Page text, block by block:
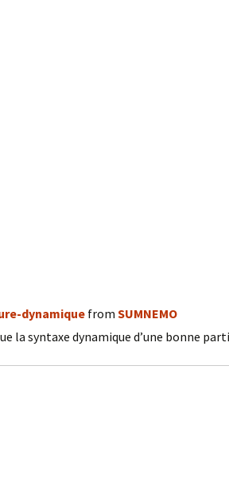
dynamiquefrom SUMNEMO
la syntaxe dynamique d’une bonne